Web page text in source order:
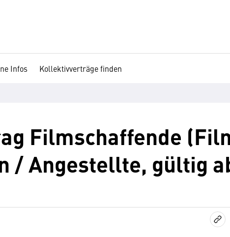
Infos Kollektivverträge finden
Filmschaffende
/ Angestellte, gültig